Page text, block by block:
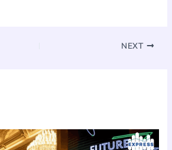
NEXT